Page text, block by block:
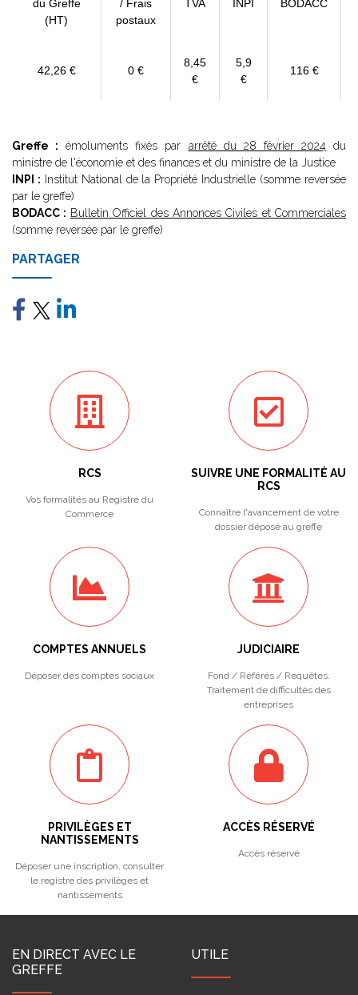
du Greffe
(HT)
/ Frais
postaux
TVA INPI BODACC
42,26 € 0 €
8,45
€
5,9
€
116 €
Greffe : émoluments fixés par arrêté du 28 février 2024 du
ministre de l'économie et des finances et du ministre de la Justice
INPI : Institut National de la Propriété Industrielle (somme reversée
par le greffe)
BODACC : Bulletin Officiel des Annonces Civiles et Commerciales
(somme reversée par le greffe)
PARTAGER
RCS
Vos formalités au Registre du
Commerce
SUIVRE UNE FORMALITÉ AU
RCS
Connaître l'avancement de votre
dossier déposé au greffe
COMPTES ANNUELS
Déposer des comptes sociaux
JUDICIAIRE
Fond / Référés / Requêtes.
Traitement de difficultés des
entreprises
PRIVILÈGES ET
NANTISSEMENTS
Déposer une inscription, consulter
le registre des privilèges et
nantissements
ACCÈS RÉSERVÉ
Accès réservé
EN DIRECT AVEC LE
GREFFE
UTILE